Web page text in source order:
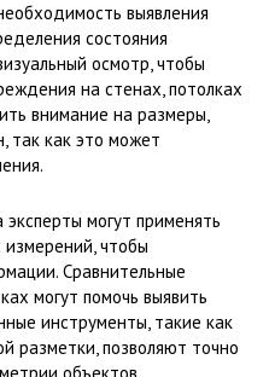
выявления
состояния
осмотр, чтобы
на стенах, потолках
внимание на размеры,
так как это может
могут применять
чтобы
Сравнительные
могут помочь выявить
инструменты, такие как
разметки, позволяют точно